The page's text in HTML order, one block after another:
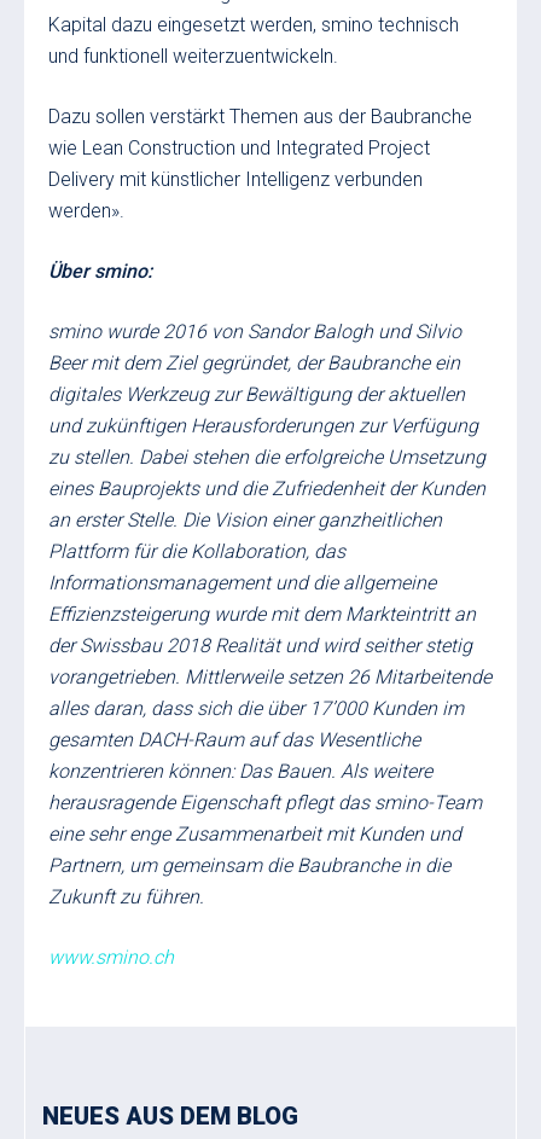
Kapital dazu eingesetzt werden, smino technisch
und funktionell weiterzuentwickeln.
Dazu sollen verstärkt Themen aus der Baubranche
wie Lean Construction und Integrated Project
Delivery mit künstlicher Intelligenz verbunden
werden».
Über smino:
smino wurde 2016 von Sandor Balogh und Silvio
Beer mit dem Ziel gegründet, der Baubranche ein
digitales Werkzeug zur Bewältigung der aktuellen
und zukünftigen Herausforderungen zur Verfügung
zu stellen. Dabei stehen die erfolgreiche Umsetzung
eines Bauprojekts und die Zufriedenheit der Kunden
an erster Stelle. Die Vision einer ganzheitlichen
Plattform für die Kollaboration, das
Informationsmanagement und die allgemeine
Effizienzsteigerung wurde mit dem Markteintritt an
der Swissbau 2018 Realität und wird seither stetig
vorangetrieben. Mittlerweile setzen 26 Mitarbeitende
alles daran, dass sich die über 17’000 Kunden im
gesamten DACH-Raum auf das Wesentliche
konzentrieren können: Das Bauen. Als weitere
herausragende Eigenschaft pflegt das smino-Team
eine sehr enge Zusammenarbeit mit Kunden und
Partnern, um gemeinsam die Baubranche in die
Zukunft zu führen.
www.smino.ch
NEUES AUS DEM BLOG